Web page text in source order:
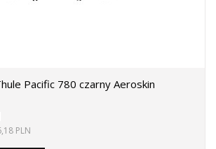
Pacific 780 czarny Aeroskin
PLN